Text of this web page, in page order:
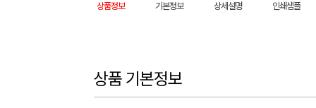
상품정보 기본정보 상세설명 인쇄샘플
상품 기본정보